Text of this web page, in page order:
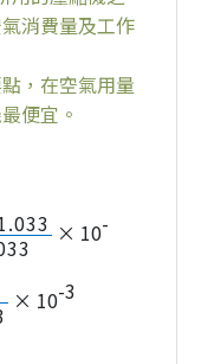
消費量及工作
，在空氣用量
便宜。
× 10-
× 10-3